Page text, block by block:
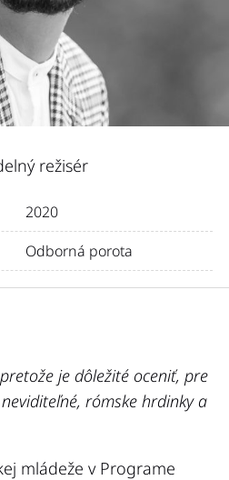
režisér
2020
Odborná porota
je dôležité oceniť, pre
rómske hrdinky a
mládeže v Programe